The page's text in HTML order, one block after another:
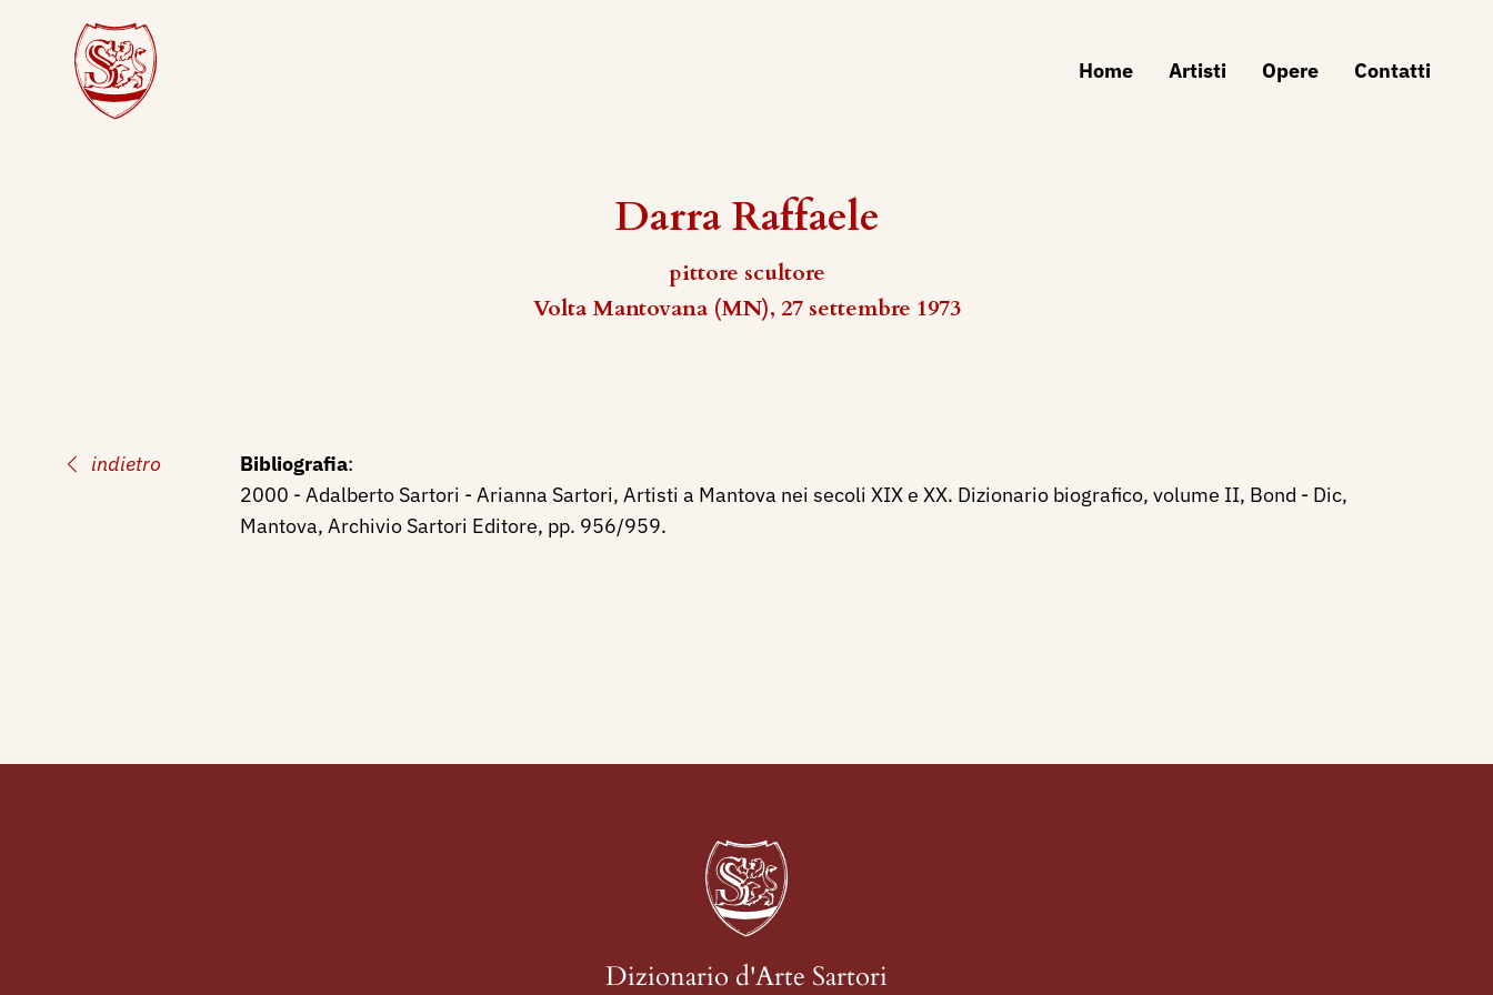
Home Artisti Opere Contatti
Darra Raffaele
pittore scultore
Volta Mantovana (MN), 27 settembre 1973
indietro Bibliografia:
2000 - Adalberto Sartori - Arianna Sartori, Artisti a Mantova nei secoli XIX e XX. Dizionario biografico, volume II, Bond - Dic,
Mantova, Archivio Sartori Editore, pp. 956/959.
Dizionario d'Arte Sartori